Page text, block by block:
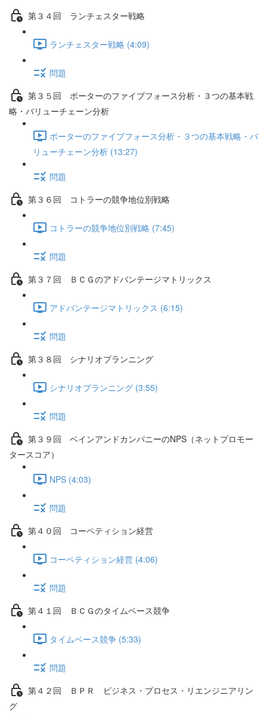
第３４回 ランチェスター戦略
ランチェスター戦略 (4:09)
問題
第３５回 ポーターのファイブフォース分析・３つの基本戦
略・バリューチェーン分析
ポーターのファイブフォース分析・３つの基本戦略・バ
リューチェーン分析 (13:27)
問題
第３６回 コトラーの競争地位別戦略
コトラーの競争地位別戦略 (7:45)
問題
第３７回 ＢＣＧのアドバンテージマトリックス
アドバンテージマトリックス (6:15)
問題
第３８回 シナリオプランニング
シナリオプランニング (3:55)
問題
第３９回 ベインアンドカンパニーのNPS（ネットプロモー
タースコア）
NPS (4:03)
問題
第４０回 コーペティション経営
コーペティション経営 (4:06)
問題
第４１回 ＢＣＧのタイムベース競争
タイムベース競争 (5:33)
問題
第４２回 ＢＰＲ ビジネス・プロセス・リエンジニアリン
グ